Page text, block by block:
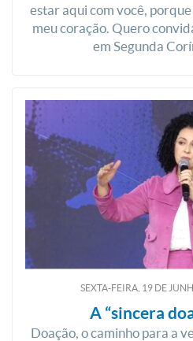
estar aqui com você,
meu coração. Quero
em Segunda
SEXTA-FEIRA, 19 DE
A “sincera
Doação, o caminho para a